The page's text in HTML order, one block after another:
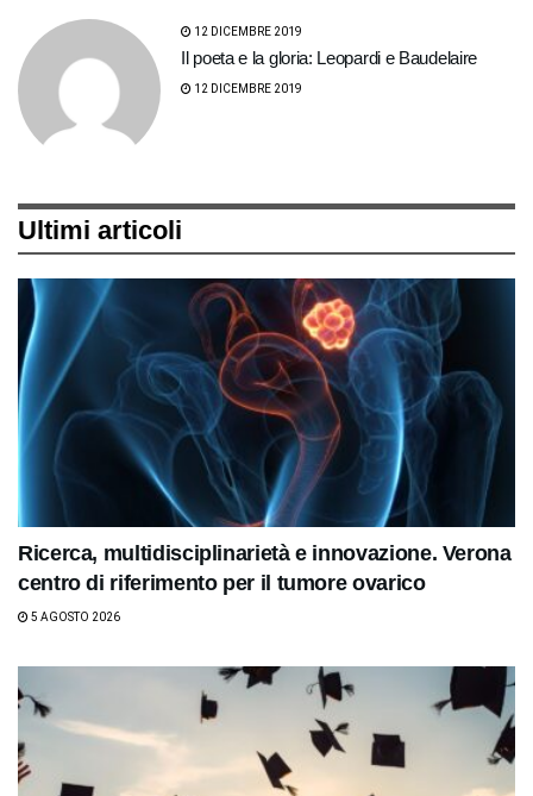
12 DICEMBRE 2019
Il poeta e la gloria: Leopardi e Baudelaire
12 DICEMBRE 2019
Ultimi articoli
Ricerca, multidisciplinarietà e innovazione. Verona
centro di riferimento per il tumore ovarico
5 AGOSTO 2026